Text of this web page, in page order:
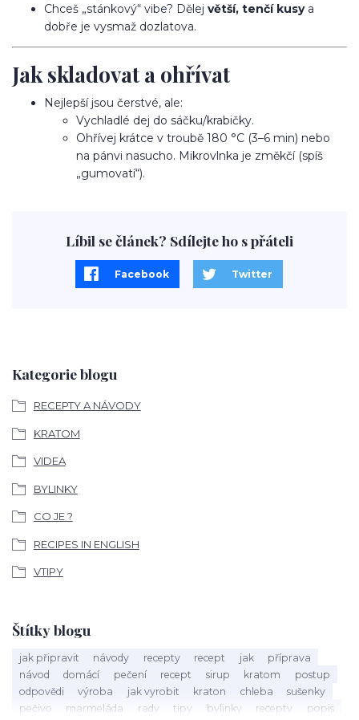
Kategorie blogu
RECEPTY A NÁVODY
KRATOM
VIDEA
BYLINKY
CO JE ?
RECIPES IN ENGLISH
VTIPY
Štítky blogu
jak připravit návody recepty recept jak
příprava
návod
domácí pečení recept sirup kratom
postup
odpovědi
výroba jak vyrobit kraton chleba
sušenky
pečivo
marmeláda rady tipy bylinky recepty
popis
Chceš „stánkový“ vibe? Dělej větší, tenčí kusya
dobře je vysmaž dozlatova.
Jak skladovat a ohřívat
Nejlepší jsou čerstvé, ale:
Vychladlé dej do sáčku/krabičky.
Ohřívej krátce v troubě 180 °C (3–6 min) nebo
na pánvi nasucho. Mikrovlnka je změkčí (spíš
„gumovatí“).
Líbil se článek? Sdílejte ho s přáteli
Facebook Twitter